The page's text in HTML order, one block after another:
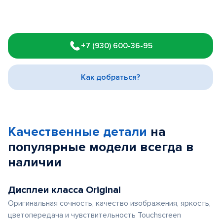
1
of
3
+7 (930) 600-36-95
Как добраться?
Качественные детали на
популярные модели всегда в
наличии
Дисплеи класса Original
Оригинальная сочность, качество изображения, яркость,
цветопередача и чувствительность Touchscreen